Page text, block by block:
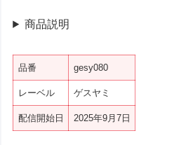
商品説明
品番 gesy080
レーベル ゲスヤミ
配信開始日 2025年9月7日